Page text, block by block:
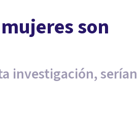
son
investigación, serían